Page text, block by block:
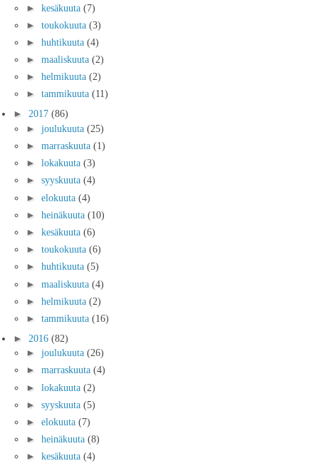
► kesäkuuta (7)
► toukokuuta (3)
► huhtikuuta (4)
► maaliskuuta (2)
► helmikuuta (2)
► tammikuuta (11)
► 2017 (86)
► joulukuuta (25)
► marraskuuta (1)
► lokakuuta (3)
► syyskuuta (4)
► elokuuta (4)
► heinäkuuta (10)
► kesäkuuta (6)
► toukokuuta (6)
► huhtikuuta (5)
► maaliskuuta (4)
► helmikuuta (2)
► tammikuuta (16)
► 2016 (82)
► joulukuuta (26)
► marraskuuta (4)
► lokakuuta (2)
► syyskuuta (5)
► elokuuta (7)
► heinäkuuta (8)
► kesäkuuta (4)